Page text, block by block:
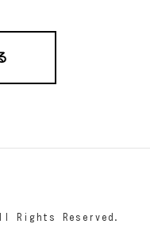
Rights Reserved.